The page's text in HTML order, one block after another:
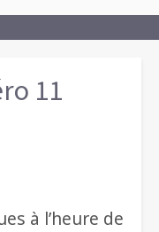
11
à l’heure de